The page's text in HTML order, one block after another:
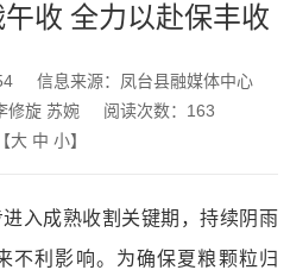
收 全力以赴保丰收
信息来源：凤台县融媒体中心
修旋 苏婉
阅读次数： 163
大 中 小】
入成熟收割关键期，持续阴雨
不利影响。为确保夏粮颗粒归